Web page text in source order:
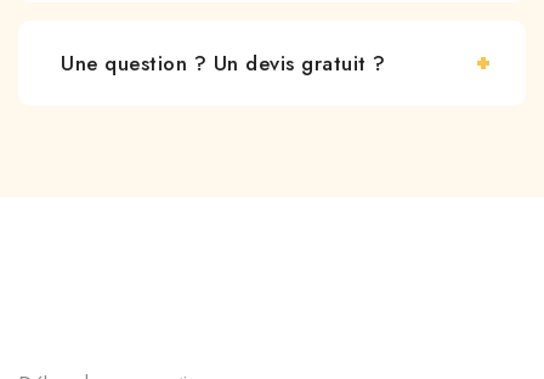
Une question ? Un devis gratuit ?